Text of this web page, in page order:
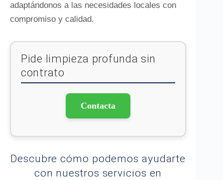
adaptándonos a las necesidades locales con
compromiso y calidad.
Pide limpieza profunda sin
contrato
Contacta
Descubre cómo podemos ayudarte
con nuestros servicios en